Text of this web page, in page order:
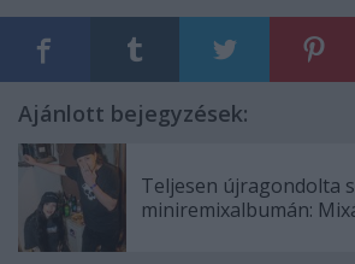
Ajánlott bejegyzések:
Teljesen újragondolta
miniremixalbumán: